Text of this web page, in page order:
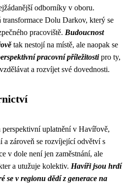
odborníky v oboru.
transformace Dolu Darkov, který se
pracoviště. Budoucnost
tak nestojí na místě, ale naopak se
pracovní příležitostipro ty,
a rozvíjet své dovednosti.
uplatnění v Havířově,
a zároveň se rozvíjející odvětví s
v dole není jen zaměstnání, ale
a utužuje kolektiv. Havíři jsou hrdí
se v regionu dědí z generace na